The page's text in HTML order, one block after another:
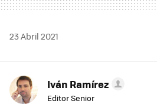
23 Abril 2021
Iván Ramírez
Editor Senior